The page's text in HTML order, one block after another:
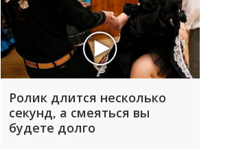
Ролик длится несколько
секунд, а смеяться вы
будете долго